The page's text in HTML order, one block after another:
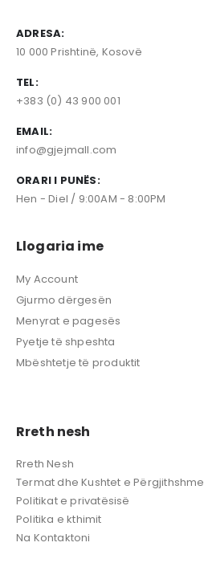
ADRESA:
10 000 Prishtinë, Kosovë
TEL:
+383 (0) 43 900 001
EMAIL:
info@gjejmall.com
ORARI I PUNËS:
Hen - Diel / 9:00AM - 8:00PM
Llogaria ime
My Account
Gjurmo dërgesën
Menyrat e pagesës
Pyetje të shpeshta
Mbështetje të produktit
Rreth nesh
Rreth Nesh
Termat dhe Kushtet e Përgjithshme
Politikat e privatësisë
Politika e kthimit
Na Kontaktoni